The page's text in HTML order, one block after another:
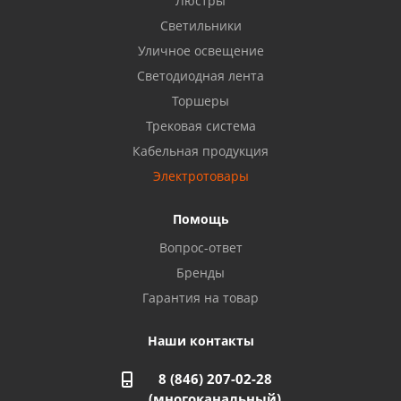
Балаково, ул. Комарова, 55
Октябрьский, ул. Свердлова, 28
Азнакаево, ул. Булгар, 2. ТЦ "Акчарлак"
Стерлитамак, ул. Вокзальная, 13
Магнитогорск, ул. Труда, 14
Светильники
Уличное освещение
Светодиодная лента
Торшеры
Трековая система
Кабельная продукция
Электротовары
Помощь
Вопрос-ответ
Бренды
Гарантия на товар
Наши контакты
8 (846) 207-02-28